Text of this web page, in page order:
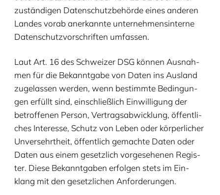
zustän­di­gen Daten­schutz­be­hör­de eines ande­ren
Lan­des vor­ab aner­kann­te unter­neh­mens­in­ter­ne
Daten­schutz­vor­schrif­ten umfassen.
Laut Art. 16des Schwei­zer DSG kön­nen Aus­nah­
men für die Bekannt­ga­be von Daten ins Aus­land
zuge­las­sen wer­den, wenn bestimm­te Bedin­gun­
gen erfüllt sind, ein­schließ­lich Ein­wil­li­gung der
betrof­fe­nen Per­son, Ver­trags­ab­wick­lung, öffent­li­
ches Inter­es­se, Schutz von Leben oder kör­per­li­cher
Unver­sehrt­heit, öffent­lich gemach­te Daten oder
Daten aus einem gesetz­lich vor­ge­se­he­nen Regis­
ter. Die­se Bekannt­ga­ben erfol­gen stets im Ein­
klang mit den gesetz­li­chen Anforderungen.